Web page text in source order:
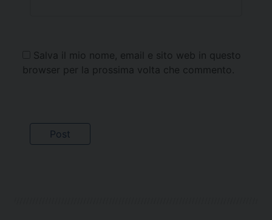
Salva il mio nome, email e sito web in questo
browser per la prossima volta che commento.